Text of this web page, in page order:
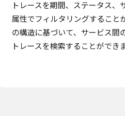
トレースを期間、ステータス、
属性でフィルタリングすること
の構造に基づいて、サービス間
トレースを検索することができま